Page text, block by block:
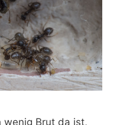
wenig Brut da ist,